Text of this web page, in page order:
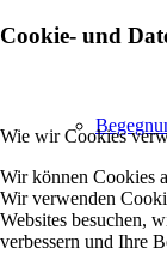
Cookie- und
Wie wir Cookies
Wir können Cookies
Wir verwenden
Websites besuchen,
verbessern und Ihre